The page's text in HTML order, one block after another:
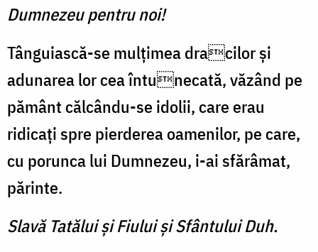
Dumnezeu pentru noi!
Tânguiască-se mulțimea dracilor și
adunarea lor cea întunecată, văzând pe
pământ călcându-se idolii, care erau
ridicați spre pierderea oamenilor, pe care,
cu porunca lui Dumnezeu, i-ai sfărâmat,
părinte.
Slavă Tatălui şi Fiului şi Sfântului Duh.